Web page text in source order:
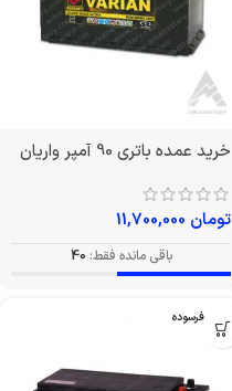
خرید عمده باتری 90 آمپر واریان
تومان
باقی مانده فقط: 40
بدون فرسوده